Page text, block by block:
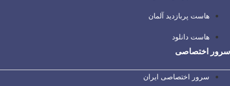
هاست پربازدید آلمان
هاست دانلود
سرور اختصاصی
سرور اختصاصی ایران